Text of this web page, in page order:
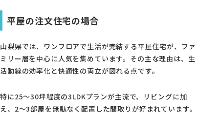
平屋の注文住宅の場合
山梨県では、ワンフロアで生活が完結する平屋住宅が、ファ
ミリー層を中心に人気を集めています。その主な理由は、生
活動線の効率化と快適性の両立が図れる点です。
特に25〜30坪程度の3LDKプランが主流で、リビングに加
え、2〜3部屋を無駄なく配置した間取りが好まれています。